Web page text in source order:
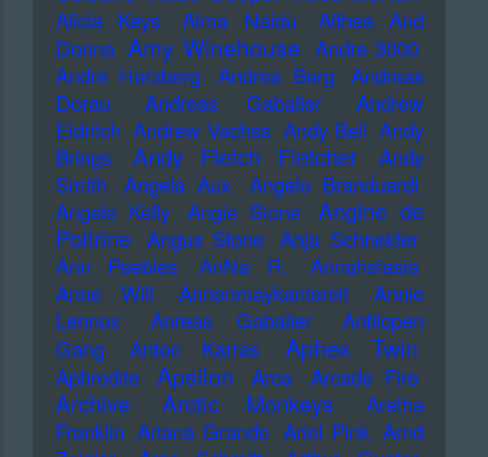
Alicia Keys Alma Naidu
Althea And
Donna Amy Winehouse Andre 3000
Andre Herzberg
Andrea Berg
Andreas
Dorau
Andreas Gabalier
Andrew
Eldritch Andrew Vachss Andy Bell Andy
Brings
Andy Fletch Fletcher
Andy
Smith
Angela Aux
Angelo Branduardi
Angelo Kelly
Angie Stone
Angine de
Poitrine Angus Stone Anja Schneider
Ann Peebles
AnNa R.
Annahstasia
Anne Will
Annenmaykantereit
Annie
Lennox
Anreas Gabalier
Antilopen
Gang
Anton Karras Aphex Twin
Aphrodite Apsilon Arca Arcade Fire
Archive Arctic Monkeys
Aretha
Franklin Ariana Grande Ariel Pink Arnd